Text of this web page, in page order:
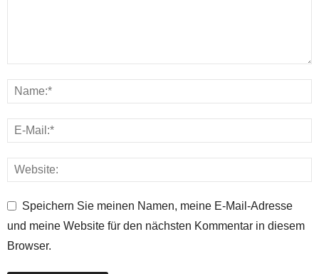
Speichern Sie meinen Namen, meine E-Mail-Adresse
und meine Website für den nächsten Kommentar in diesem
Browser.